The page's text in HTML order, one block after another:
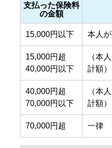
支払った保険料
の金額
15,000円以下 本人
15,000円超
40,000円以下
（本
計額
40,000円超
70,000円以下
（本
計額
70,000円超 一律